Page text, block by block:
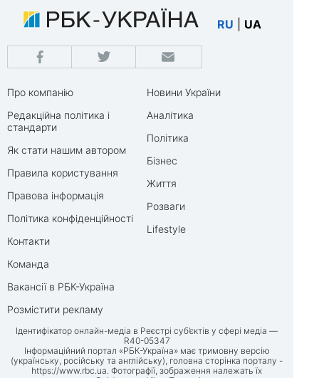
RU UA
Про компанію
Редакційна політика і
стандарти
Як стати нашим автором
Правила користування
Правова інформація
Політика конфіденційності
Контакти
Команда
Вакансії в РБК-Україна
Розмістити рекламу
Новини України
Аналітика
Політика
Бізнес
Життя
Розваги
Lifestyle
Ідентифікатор онлайн-медіа в Реєстрі суб’єктів у сфері медіа —
R40-05347
Інформаційний портал «РБК-Україна» має тримовну версію
(українську, російську та англійську), головна сторінка порталу -
https://www.rbc.ua. Фотографії, зображення належать їх